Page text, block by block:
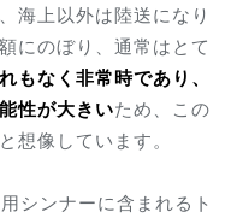
海上以外は陸送になり
にのぼり、通常はとて
もなく非常時であり、
性が大きいため、この
想像しています。
シンナーに含まれるト